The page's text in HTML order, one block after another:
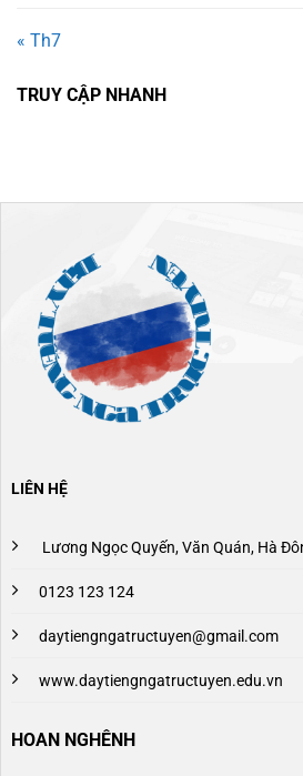
« Th7
TRUY CẬP NHANH
LIÊN HỆ
Lương Ngọc Quyến, Văn Quán, Hà
0123 123 124
daytiengngatructuyen@gmail.com
www.daytiengngatructuyen.edu.vn
HOAN NGHÊNH